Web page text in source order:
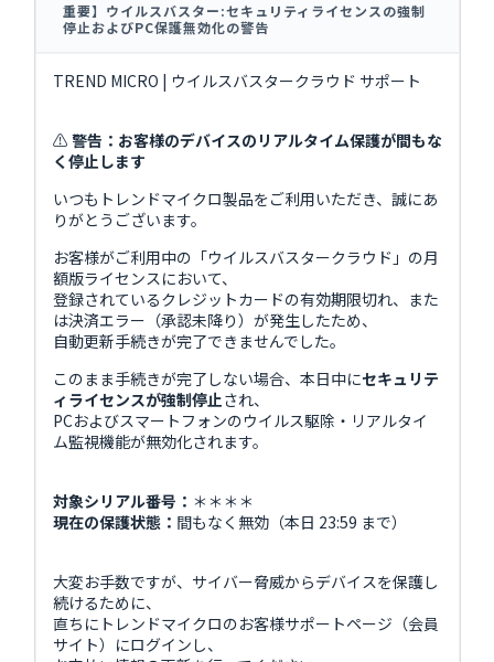
重要】ウイルスバスター:セキュリティライセンスの強制
停止およびPC保護無効化の警告
TREND MICRO | ウイルスバスタークラウド サポート
⚠ 警告：お客様のデバイスのリアルタイム保護が間もな
く停止します
いつもトレンドマイクロ製品をご利用いただき、誠にあ
りがとうございます。
お客様がご利用中の「ウイルスバスタークラウド」の月
額版ライセンスにおいて、
登録されているクレジットカードの有効期限切れ、また
は決済エラー（承認未降り）が発生したため、
自動更新手続きが完了できませんでした。
このまま手続きが完了しない場合、本日中にセキュリテ
ィライセンスが強制停止され、
PCおよびスマートフォンのウイルス駆除・リアルタイ
ム監視機能が無効化されます。
対象シリアル番号： ＊＊＊＊
現在の保護状態： 間もなく無効（本日 23:59 まで）
大変お手数ですが、サイバー脅威からデバイスを保護し
続けるために、
直ちにトレンドマイクロのお客様サポートページ（会員
サイト）にログインし、